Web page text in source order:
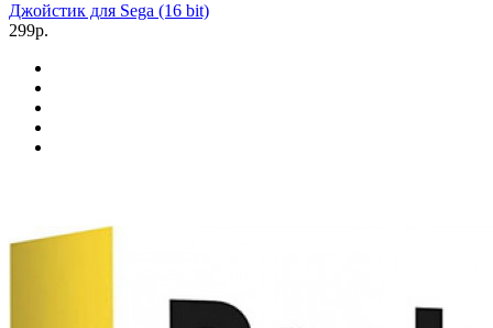
Джойстик для Sega (16 bit)
299р.